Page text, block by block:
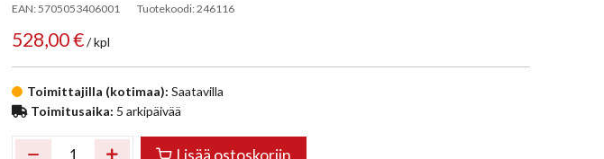
EAN:5705053406001 Tuotekoodi:246116
528,00€/ kpl
Toimittajilla (kotimaa): Saatavilla
Toimitusaika: 5 arkipäivää
Lisää ostoskoriin